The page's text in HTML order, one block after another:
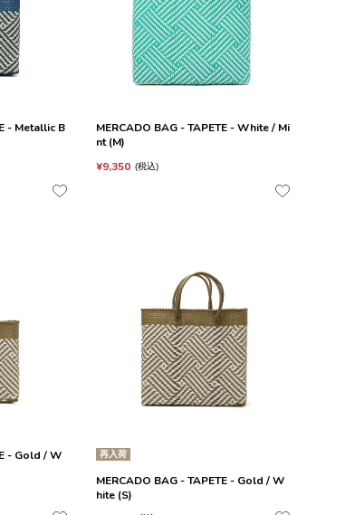
- Metallic B
MERCADO BAG - TAPETE - White / Mi
nt (M)
¥9,350 税込
- Gold / W
再入荷
MERCADO BAG - TAPETE - Gold / W
hite (S)